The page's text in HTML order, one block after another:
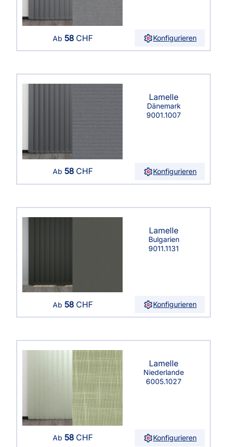
Ab 58CHF Konfigurieren
Lamelle
Dänemark
9001.1007
Ab 58CHF Konfigurieren
Lamelle
Bulgarien
9011.1131
Ab 58CHF Konfigurieren
Lamelle
Niederlande
6005.1027
Ab 58CHF Konfigurieren